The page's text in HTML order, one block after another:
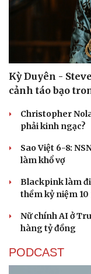
Kỳ Duyên -
cảnh táo bạo
Christopher
phải kinh ngạc?
Sao Việt 6-8:
làm khổ vợ
Blackpink làm
thềm kỷ niệm
Nữ chính AI ở
hàng tỷ đồng
PODCAST